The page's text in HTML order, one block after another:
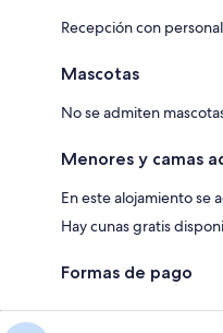
Recepción con personal
Mascotas
No se admiten
Menores y camas
En este alojamiento se
Hay cunas gratis
Formas de pago